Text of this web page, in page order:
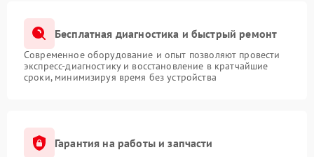
Бесплатная диагностика и быстрый ремонт
Современное оборудование и опыт позволяют провести
экспресс-диагностику и восстановление в кратчайшие
сроки, минимизируя время без устройства
Гарантия на работы и запчасти